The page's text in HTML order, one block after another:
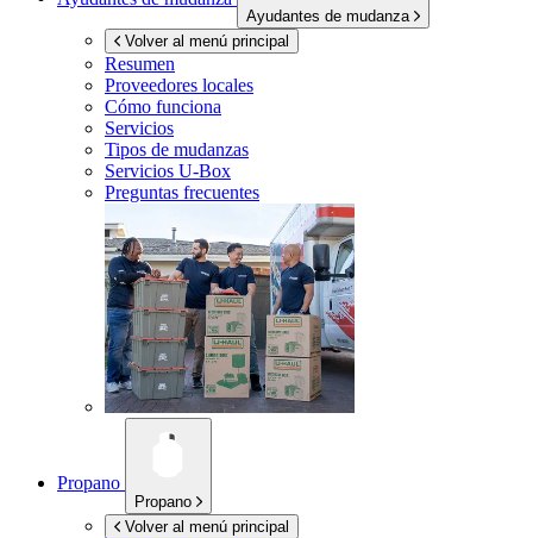
Ayudantes de mudanza
Volver al menú principal
Resumen
Proveedores locales
Cómo funciona
Servicios
Tipos de mudanzas
Servicios U-Box
Preguntas frecuentes
Propano
Propano
Volver al menú principal